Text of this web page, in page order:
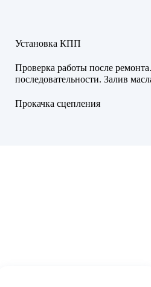
Установка КПП
Проверка работы после
последовательности. Залив
Прокачка сцепления